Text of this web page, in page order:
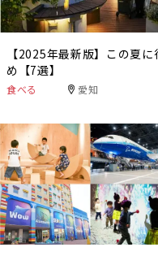
【2025年最新版】この夏
め【7選】
食べる 愛知